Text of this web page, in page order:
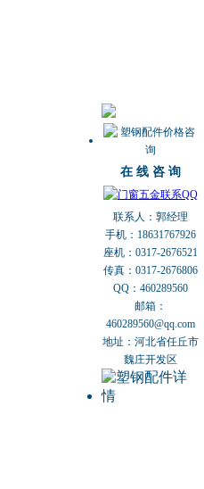
在 线 咨 询
联系人：郭经理
手机：18631767926
座机：0317-2676521
传真：0317-2676806
QQ：460289560
邮箱：
460289560@qq.com
地址：河北省任丘市
魏庄开发区